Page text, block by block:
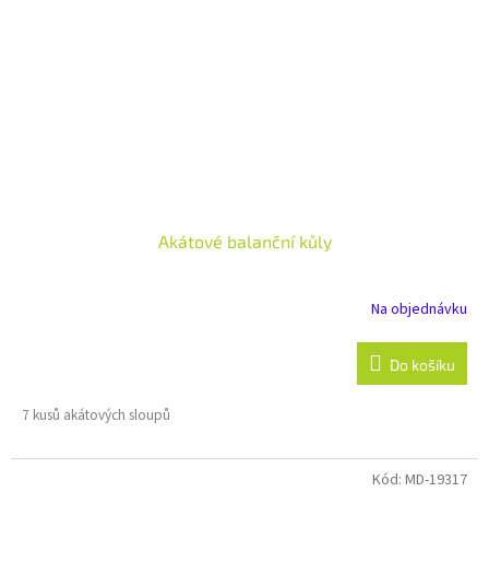
Akátové balanční kůly
Na objednávku
Do košíku
7 kusů akátových sloupů
Kód: MD-19317